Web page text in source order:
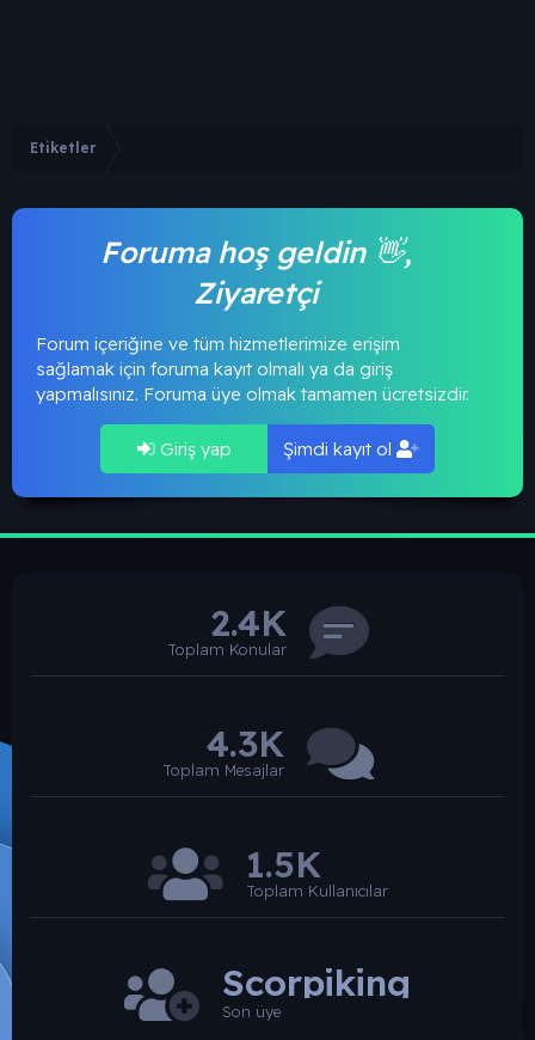
Etiketler
Foruma hoş geldin 👋,
Ziyaretçi
Forum içeriğine ve tüm hizmetlerimize erişim
sağlamak için foruma kayıt olmalı ya da giriş
yapmalısınız. Foruma üye olmak tamamen ücretsizdir.
Giriş yap Şimdi kayıt ol
2.4K
Toplam Konular
4.3K
Toplam Mesajlar
1.5K
Toplam Kullanıcılar
Scorpiking
Son üye